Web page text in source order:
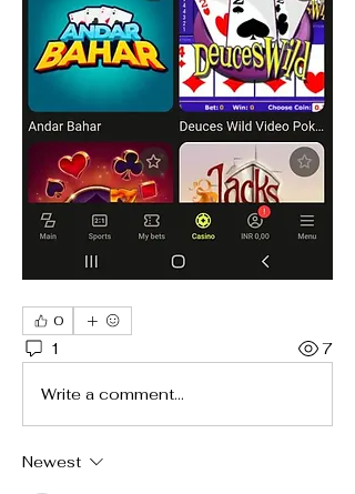
0
1 7
Write a comment...
Newest